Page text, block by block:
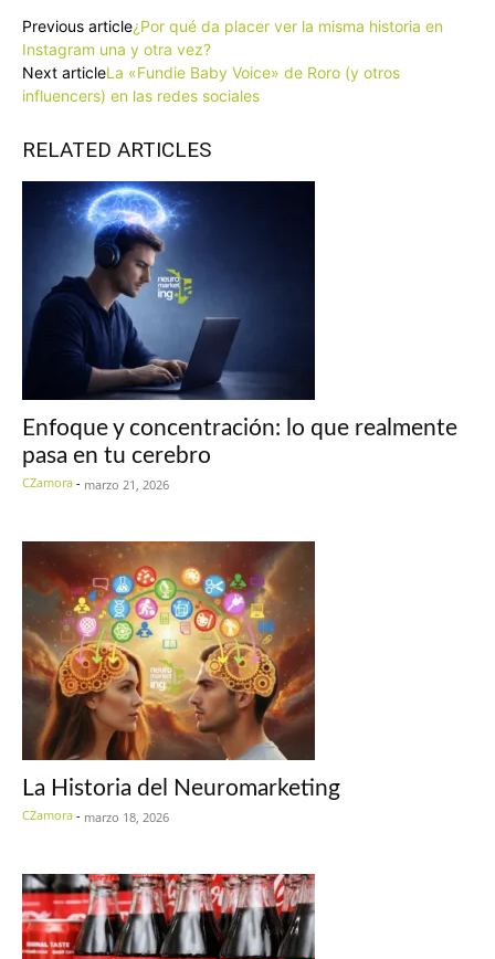
Previous article¿Por qué da placer ver la misma historia en
Instagram una y otra vez?
Next articleLa «Fundie Baby Voice» de Roro (y otros
influencers) en las redes sociales
RELATED ARTICLES
Enfoque y concentración: lo que realmente
pasa en tu cerebro
CZamora - marzo 21, 2026
La Historia del Neuromarketing
CZamora - marzo 18, 2026